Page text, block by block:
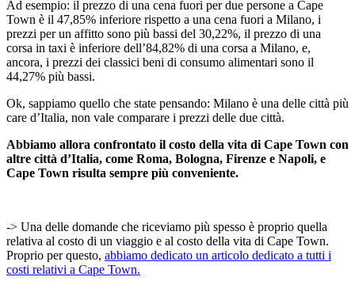
Ad esempio: il prezzo di una cena fuori per due persone a Cape
Town è il 47,85% inferiore rispetto a una cena fuori a Milano, i
prezzi per un affitto sono più bassi del 30,22%, il prezzo di una
corsa in taxi è inferiore dell’84,82% di una corsa a Milano, e,
ancora, i prezzi dei classici beni di consumo alimentari sono il
44,27% più bassi.
Ok, sappiamo quello che state pensando: Milano è una delle città più
care d’Italia, non vale comparare i prezzi delle due città.
Abbiamo allora confrontato il costo della vita di Cape Town con
altre città d’Italia, come Roma, Bologna, Firenze e Napoli, e
Cape Town risulta sempre più conveniente.
-> Una delle domande che riceviamo più spesso è proprio quella
relativa al costo di un viaggio e al costo della vita di Cape Town.
Proprio per questo, abbiamo dedicato un articolo dedicato a tutti i
costi relativi a Cape Town.